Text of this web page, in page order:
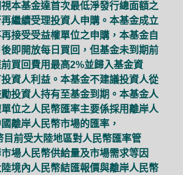
本基金達首次最低淨發行總面額之
繼續受理投資人申購。本基金成立
接受受益權單位之申購，本基金自
即開放每日買回，但基金未到期前
買回費用最高2%並歸入基金資
資人利益。本基金不建議投資人從
投資人持有至基金到期。本基金人
位之人民幣匯率主要係採用離岸人
離岸人民幣市場的匯率，
前受大陸地區對人民幣匯率管
場人民幣供給量及市場需求等因
境內人民幣結匯報價與離岸人民幣